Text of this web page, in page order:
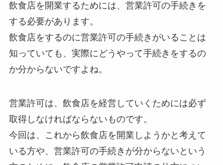
飲食店を開業するためには、営業許可の手続きを
する必要があります。
飲食店をするのに営業許可の手続きがいることは
知っていても、実際にどうやって手続きをするの
か分からないですよね。
営業許可は、飲食店を経営していくためには必ず
取得しなければならないものです。
今回は、
これから飲食店を開業しようかと考えて
いる方や、営業許可の手続きが分からないという